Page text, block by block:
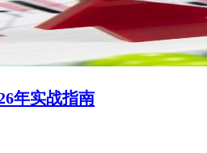
年实战指南